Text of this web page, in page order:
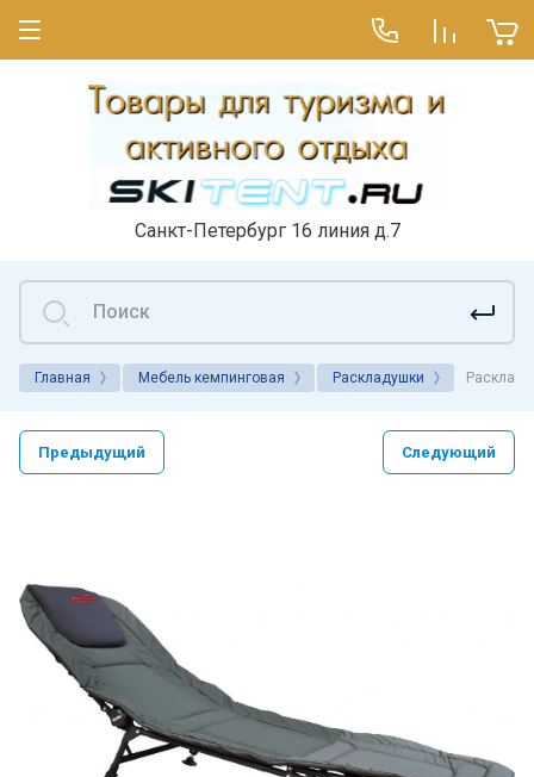
Санкт-Петербург 16 линия д.7
Главная Мебель кемпинговая Раскладушки
Предыдущий Следующий